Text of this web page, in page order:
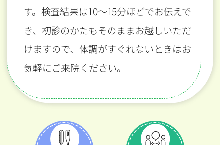
す。検査結果は10〜15分ほどでお伝えで
き、初診のかたもそのままお越しいただ
けますので、体調がすぐれないときはお
気軽にご来院ください。